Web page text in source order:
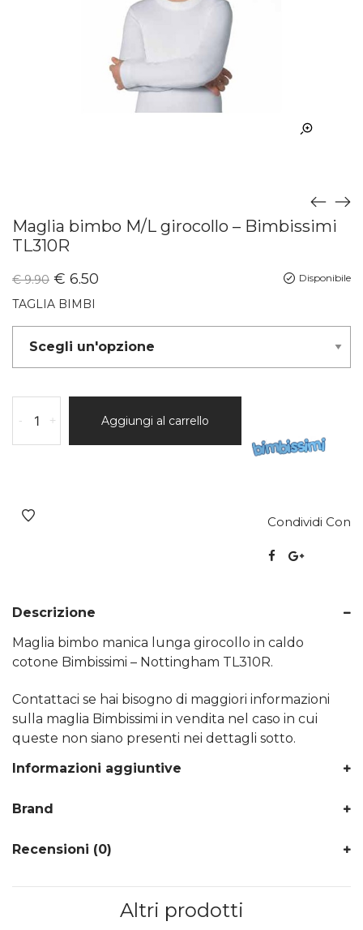
Maglia bimbo M/L girocollo – Bimbissimi
TL310R
Disponibile
€9.90 € 6.50
TAGLIA BIMBI
- + Aggiungi al carrello
Condividi Con
Descrizione
Maglia bimbo manica lunga girocollo in caldo
cotone Bimbissimi – Nottingham TL310R.
Contattaci se hai bisogno di maggiori informazioni
sulla maglia Bimbissimi in vendita nel caso in cui
queste non siano presenti nei dettagli sotto.
Informazioni aggiuntive
Brand
Recensioni (0)
Altri prodotti